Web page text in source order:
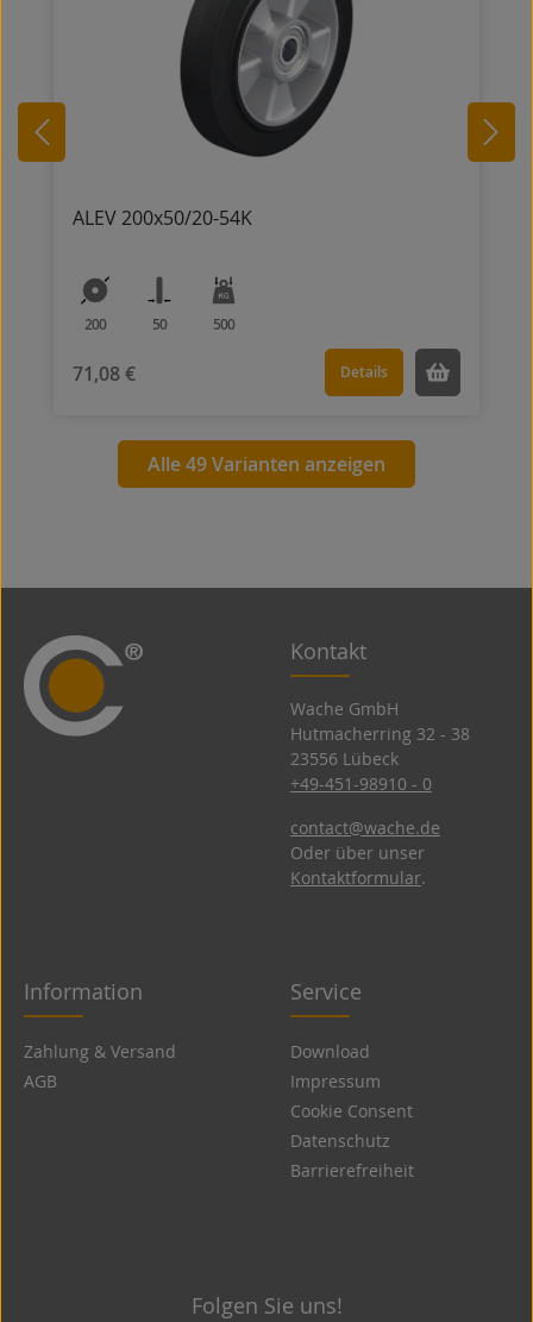
ALEV 200x50/20-54K
200 50 500
71,08 € Details
Alle 49 Varianten anzeigen
Kontakt
Wache GmbH
Hutmacherring 32 ­- 38
23556 Lübeck
+49-451-98910 - 0
contact@wache.de
Oder über unser
Kontaktformular.
Information
Zahlung & Versand
AGB
Service
Download
Impressum
Cookie Consent
Datenschutz
Barrierefreiheit
Folgen Sie uns!